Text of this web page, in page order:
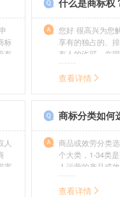
标
有
您好 很高兴为您
享有的独占的、
有人的许可，在
的商标。2、销售
制造他人注册商
给他人注册商标
查看详情
人
害
商标分类如何
商品或效劳分类
个大类，1-34类
人运营的产品或
在分类表中明白
去，这就呈现了
查看详情